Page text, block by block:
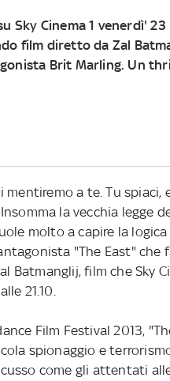
Sky Cinema 1 venerdì'
film diretto da Zal
Brit Marling. Un
mentiremo a te. Tu spiaci,
Insomma la vecchia legge
molto a capire la
"The East"
Batmanglij, film che Sky
21.10.
Film Festival 2013,
spionaggio e
come gli attentati